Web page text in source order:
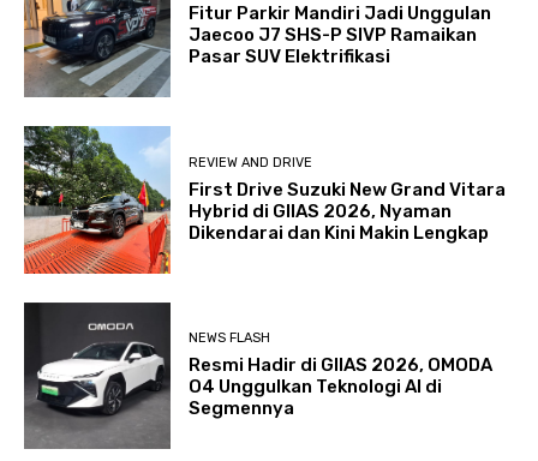
Fitur Parkir Mandiri Jadi Unggulan
Jaecoo J7 SHS-P SIVP Ramaikan
Pasar SUV Elektrifikasi
REVIEW AND DRIVE
First Drive Suzuki New Grand Vitara
Hybrid di GIIAS 2026, Nyaman
Dikendarai dan Kini Makin Lengkap
NEWS FLASH
Resmi Hadir di GIIAS 2026, OMODA
O4 Unggulkan Teknologi AI di
Segmennya